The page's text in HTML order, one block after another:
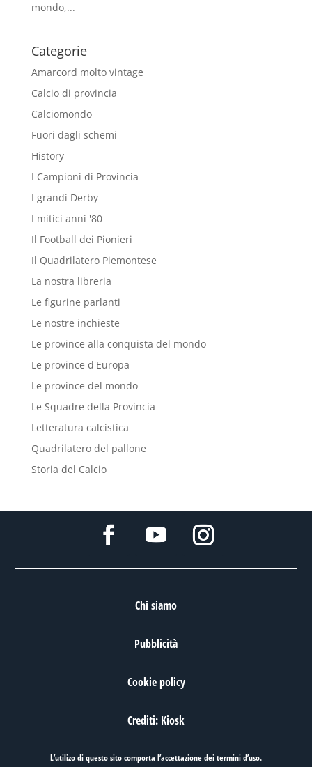
mondo,...
Categorie
Amarcord molto vintage
Calcio di provincia
Calciomondo
Fuori dagli schemi
History
I Campioni di Provincia
I grandi Derby
I mitici anni '80
Il Football dei Pionieri
Il Quadrilatero Piemontese
La nostra libreria
Le figurine parlanti
Le nostre inchieste
Le province alla conquista del mondo
Le province d'Europa
Le province del mondo
Le Squadre della Provincia
Letteratura calcistica
Quadrilatero del pallone
Storia del Calcio
Chi siamo
Pubblicità
Cookie policy
Crediti: Kiosk
L’utilizo di questo sito comporta l’accettazione deitermini d’uso.